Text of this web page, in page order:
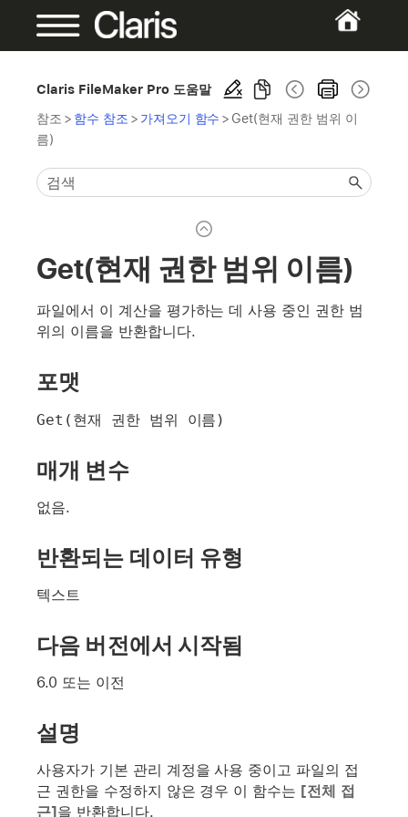
Claris FileMaker Pro 도움말
참조 > 함수 참조 > 가져오기 함수 > Get(현재 권한 범위 이
름)
Get(현재 권한 범위 이름)
파일에서 이 계산을 평가하는 데 사용 중인 권한 범
위의 이름을 반환합니다.
포맷
Get(현재 권한 범위 이름)
매개 변수
없음.
반환되는 데이터 유형
텍스트
다음 버전에서 시작됨
6.0 또는 이전
설명
사용자가 기본 관리 계정을 사용 중이고 파일의 접
근 권한을 수정하지 않은 경우 이 함수는 [전체 접
근]을 반환합니다.